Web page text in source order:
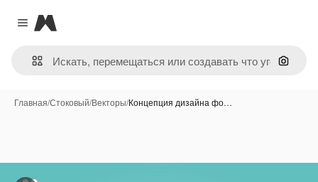
Close menu
Magnific
Поиск
Главная/Стоковый/Векторы/Концепция дизайна фо…